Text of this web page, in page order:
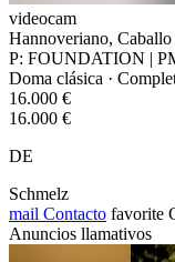
videocam
Hannoveriano, Caballo
P: FOUNDATION |
Doma clásica ·
16.000 €
16.000 €
DE
Schmelz
mail Contacto favorite
Anuncios llamativos